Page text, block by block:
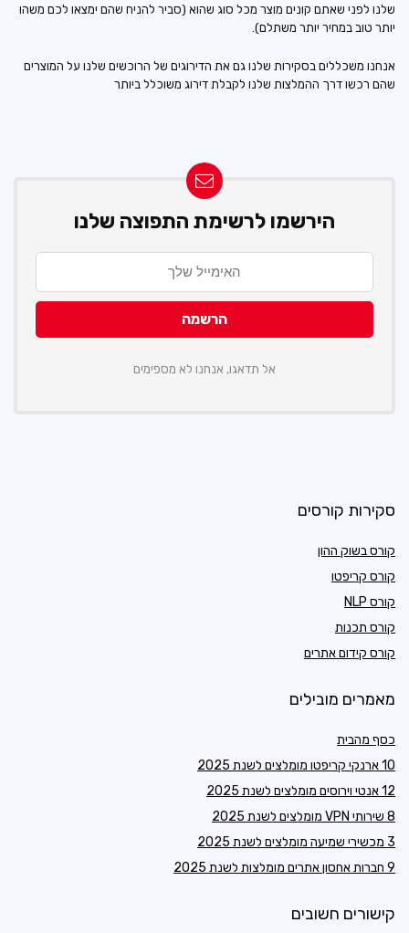
שלנו לפני שאתם קונים מוצר מכל סוג שהוא (סביר להניח שהם ימצאו לכם משהו
יותר טוב במחיר יותר משתלם).
אנחנו משכללים בסקירות שלנו גם את הדירוגים של הרוכשים שלנו על המוצרים
שהם רכשו דרך ההמלצות שלנו לקבלת דירוג משוכלל ביותר
הירשמו לרשימת התפוצה שלנו
אל תדאגו, אנחנו לא מספימים
סקירות קורסים
קורס בשוק ההון
קורס קריפטו
קורס NLP
קורס תכנות
קורס קידום אתרים
מאמרים מובילים
כסף מהבית
10 ארנקי קריפטו מומלצים לשנת 2025
12 אנטי וירוסים מומלצים לשנת 2025
8 שירותי VPN מומלצים לשנת 2025
3 מכשירי שמיעה מומלצים לשנת 2025
9 חברות אחסון אתרים מומלצות לשנת 2025
קישורים חשובים